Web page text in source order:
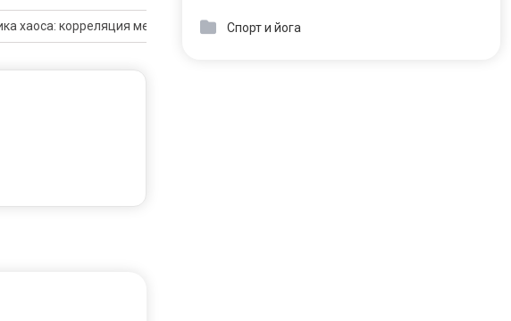
Чувства эмоции
хаоса: корреляция между циклом Удержания сохранения и систематической
Спорт и йога